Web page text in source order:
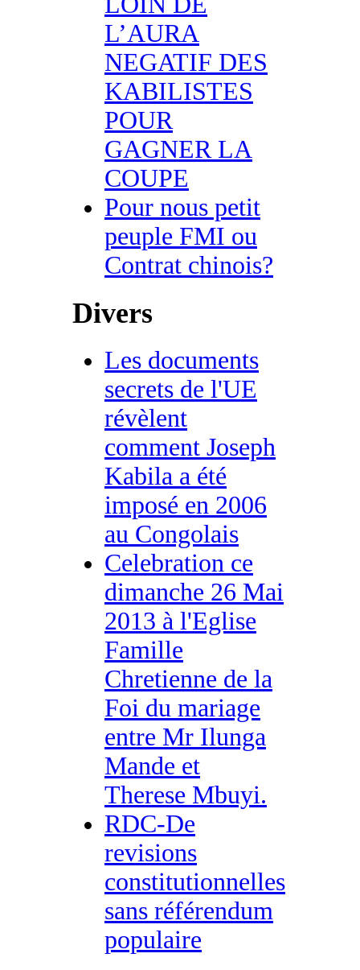
L’AURA
NEGATIF DES
KABILISTES
POUR
GAGNER LA
COUPE
Pour nous petit
peuple FMI ou
Contrat chinois?
Divers
Les documents
secrets de l'UE
révèlent
comment Joseph
Kabila a été
imposé en 2006
au Congolais
Celebration ce
dimanche 26 Mai
2013 à l'Eglise
Famille
Chretienne de la
Foi du mariage
entre Mr Ilunga
Mande et
Therese Mbuyi.
RDC-De
revisions
constitutionnelles
sans référendum
populaire